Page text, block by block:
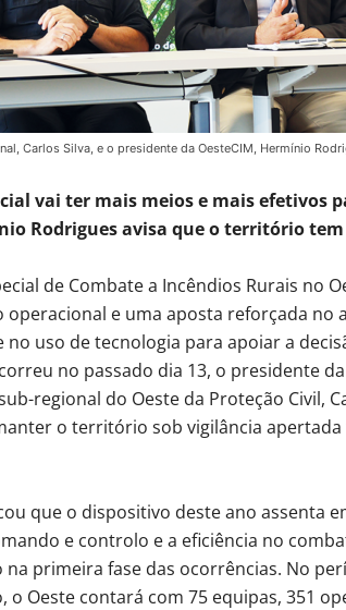
Carlos Silva, e o presidente da OesteCIM, Hermínio
vai ter mais meios e mais efetivos
Rodrigues avisa que o território tem
de Combate a Incêndios Rurais no
operacional e uma aposta reforçada no
no uso de tecnologia para apoiar a
no passado dia 13, o presidente
regional do Oeste da Proteção Civil,
o território sob vigilância
que o dispositivo deste ano assenta
e controlo e a eficiência no
na primeira fase das ocorrências. No
o Oeste contará com 75 equipas, 351